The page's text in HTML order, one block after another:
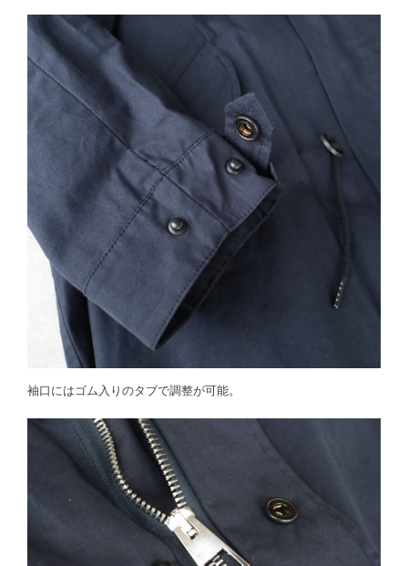
袖口にはゴム入りのタブで調整が可能。